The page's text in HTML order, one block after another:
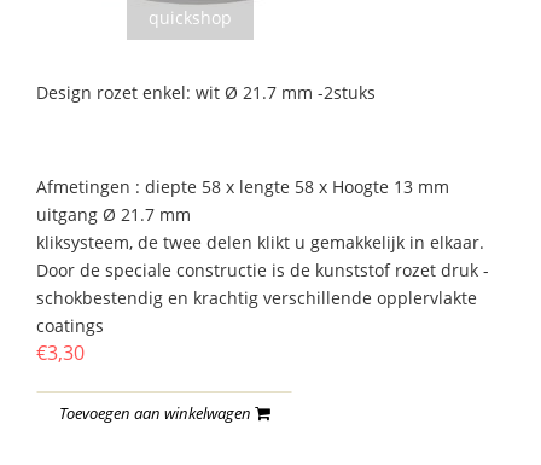
quickshop
Design rozet enkel: wit Ø 21.7 mm -2stuks
Afmetingen : diepte 58 x lengte 58 x Hoogte 13 mm
uitgang Ø 21.7 mm
kliksysteem, de twee delen klikt u gemakkelijk in elkaar.
Door de speciale constructie is de kunststof rozet druk -
schokbestendig en krachtig verschillende opplervlakte
coatings
€3,30
Toevoegen aan winkelwagen